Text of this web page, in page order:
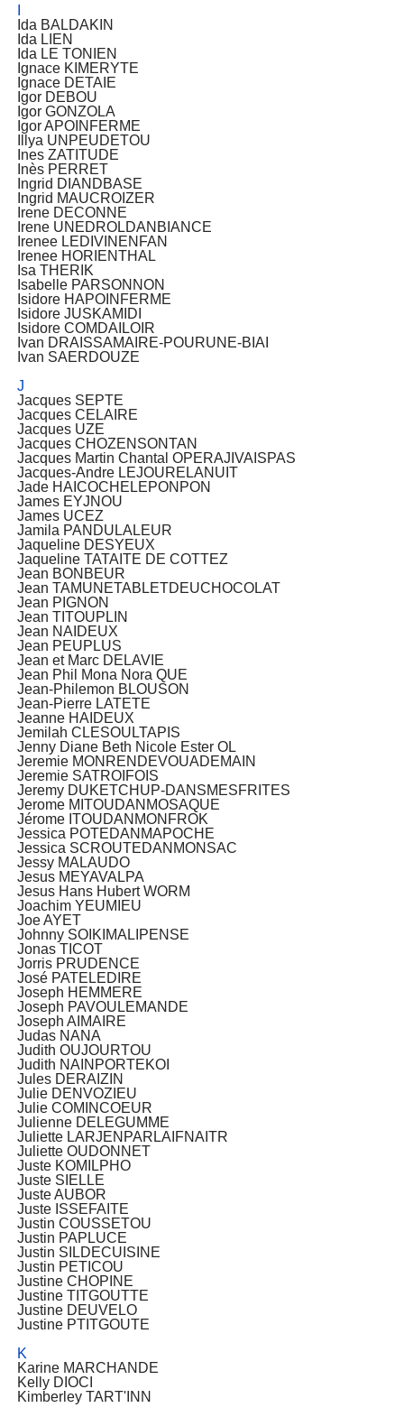
Ida BALDAKIN
Ida LIEN
Ida LE TONIEN
Ignace KIMERYTE
Ignace DETAIE
Igor DEBOU
Igor GONZOLA
Igor APOINFERME
Illya UNPEUDETOU
Ines ZATITUDE
Inès PERRET
Ingrid DIANDBASE
Ingrid MAUCROIZER
Irene DECONNE
Irene UNEDROLDANBIANCE
Irenee LEDIVINENFAN
Irenee HORIENTHAL
Isa THERIK
Isabelle PARSONNON
Isidore HAPOINFERME
Isidore JUSKAMIDI
Isidore COMDAILOIR
Ivan DRAISSAMAIRE-POURUNE-BIAI
Ivan SAERDOUZE
J
Jacques SEPTE
Jacques CELAIRE
Jacques UZE
Jacques CHOZENSONTAN
Jacques Martin Chantal OPERAJIVAISPAS
Jacques-Andre LEJOURELANUIT
Jade HAICOCHELEPONPON
James EYJNOU
James UCEZ
Jamila PANDULALEUR
Jaqueline DESYEUX
Jaqueline TATAITE DE COTTEZ
Jean BONBEUR
Jean TAMUNETABLETDEUCHOCOLAT
Jean PIGNON
Jean TITOUPLIN
Jean NAIDEUX
Jean PEUPLUS
Jean et Marc DELAVIE
Jean Phil Mona Nora QUE
Jean-Philemon BLOUSON
Jean-Pierre LATETE
Jeanne HAIDEUX
Jemilah CLESOULTAPIS
Jenny Diane Beth Nicole Ester OL
Jeremie MONRENDEVOUADEMAIN
Jeremie SATROIFOIS
Jeremy DUKETCHUP-DANSMESFRITES
Jerome MITOUDANMOSAQUE
Jérome ITOUDANMONFROK
Jessica POTEDANMAPOCHE
Jessica SCROUTEDANMONSAC
Jessy MALAUDO
Jesus MEYAVALPA
Jesus Hans Hubert WORM
Joachim YEUMIEU
Joe AYET
Johnny SOIKIMALIPENSE
Jonas TICOT
Jorris PRUDENCE
José PATELEDIRE
Joseph HEMMERE
Joseph PAVOULEMANDE
Joseph AIMAIRE
Judas NANA
Judith OUJOURTOU
Judith NAINPORTEKOI
Jules DERAIZIN
Julie DENVOZIEU
Julie COMINCOEUR
Julienne DELEGUMME
Juliette LARJENPARLAIFNAITR
Juliette OUDONNET
Juste KOMILPHO
Juste SIELLE
Juste AUBOR
Juste ISSEFAITE
Justin COUSSETOU
Justin PAPLUCE
Justin SILDECUISINE
Justin PETICOU
Justine CHOPINE
Justine TITGOUTTE
Justine DEUVELO
Justine PTITGOUTE
K
Karine MARCHANDE
Kelly DIOCI
Kimberley TART'INN